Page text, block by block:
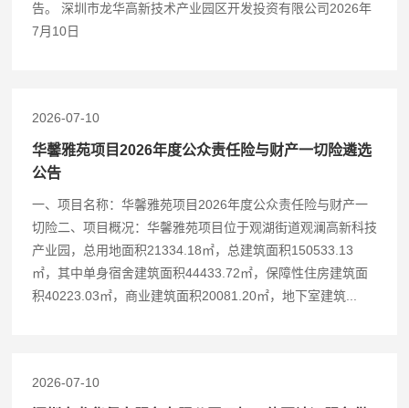
告。 深圳市龙华高新技术产业园区开发投资有限公司2026年
7月10日
2026-07-10
华馨雅苑项目2026年度公众责任险与财产一切险遴选
公告
一、项目名称：华馨雅苑项目2026年度公众责任险与财产一
切险二、项目概况：华馨雅苑项目位于观湖街道观澜高新科技
产业园，总用地面积21334.18㎡，总建筑面积150533.13
㎡，其中单身宿舍建筑面积44433.72㎡，保障性住房建筑面
积40223.03㎡，商业建筑面积20081.20㎡，地下室建筑...
2026-07-10